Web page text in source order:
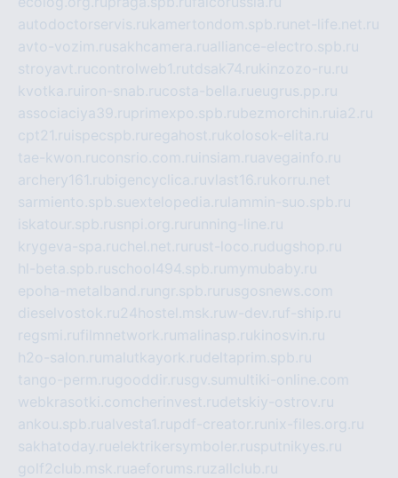
autodoctorservis.rukamertondom.spb.ru net-life.net.ru
avto-vozim.rusakhcamera.rualliance-electro.spb.ru
stroyavt.rucontrolweb1.rutdsak74.rukinzozo-ru.ru
kvotka.ru iron-snab.rucosta-bella.rueugrus.pp.ru
associaciya39.ruprimexpo.spb.rubezmorchin.ru ia2.ru
cpt21.ru ispecspb.ru regahost.rukolosok-elita.ru
tae-kwon.ruconsrio.com.ru insiam.ruavegainfo.ru
archery161.rubigencyclica.ruvlast16.rukorru.net
sarmiento.spb.suextelopedia.ru lammin-suo.spb.ru
iskatour.spb.rusnpi.org.ru running-line.ru
krygeva-spa.ruchel.net.ru rust-loco.rudugshop.ru
hl-beta.spb.ruschool494.spb.ru mymubaby.ru
epoha-metalband.ru ngr.spb.ru rusgosnews.com
dieselvostok.ru24hostel.msk.ruw-dev.ruf-ship.ru
regsmi.rufilmnetwork.ru malinasp.rukinosvin.ru
h2o-salon.ru malutkayork.rudeltaprim.spb.ru
tango-perm.rugooddir.rusgv.su multiki-online.com
webkrasotki.comcherinvest.rudetskiy-ostrov.ru
ankou.spb.rualvesta1.rupdf-creator.ru nix-files.org.ru
sakhatoday.ruelektrikersymboler.rusputnikyes.ru
golf2club.msk.ruaeforums.ruzallclub.ru